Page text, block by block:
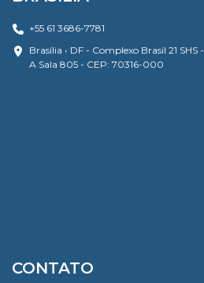
+55 61 3686-7781
Brasília • DF - Complexo Brasil 21
A Sala 805 - CEP: 70316-000
CONTATO